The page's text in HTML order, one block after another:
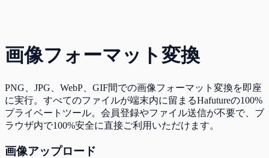
画像フォーマット変換
PNG、JPG、WebP、GIF間での画像フォーマット変換を即座
に実行。すべてのファイルが端末内に留まるHafutureの100%
プライベートツール。会員登録やファイル送信が不要で、ブ
ラウザ内で100%安全に直接ご利用いただけます。
画像アップロード